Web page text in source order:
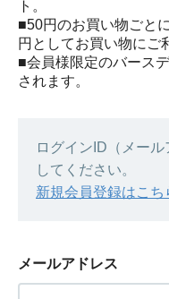
ト。
■50円のお買い物ごと
円としてお買い物にご
■会員様限定のバース
されます。
ログインID（メー
してください。
新規会員登録はこち
メールアドレス